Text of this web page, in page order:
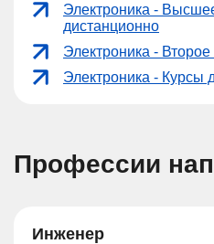
Электроника -
дистанционно
Электроника -
Электроника - Курсы
Профессии
Инженер